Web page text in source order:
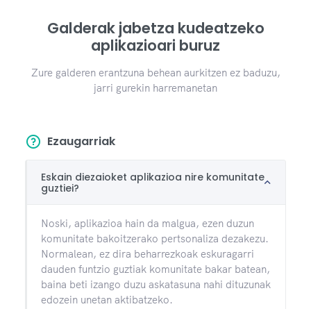
Galderak jabetza kudeatzeko
aplikazioari buruz
Zure galderen erantzuna behean aurkitzen ez baduzu,
jarri gurekin harremanetan
Ezaugarriak
Eskain diezaioket aplikazioa nire komunitate
guztiei?
Noski, aplikazioa hain da malgua, ezen duzun
komunitate bakoitzerako pertsonaliza dezakezu.
Normalean, ez dira beharrezkoak eskuragarri
dauden funtzio guztiak komunitate bakar batean,
baina beti izango duzu askatasuna nahi dituzunak
edozein unetan aktibatzeko.